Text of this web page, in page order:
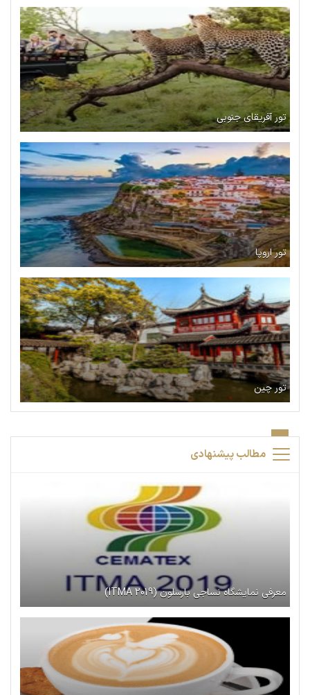
تور آفریقای جنوبی
تور اروپا
تور چین
مطالب پیشنهادی
معرفی نمایشگاه نساجی بارسلون (ITMA 2019)